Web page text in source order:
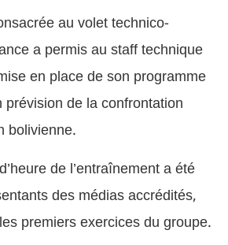
au volet technico-
a permis au staff technique
en place de son programme
de la confrontation
bolivienne.
de l’entraînement a été
des médias accrédités,
premiers exercices du groupe.